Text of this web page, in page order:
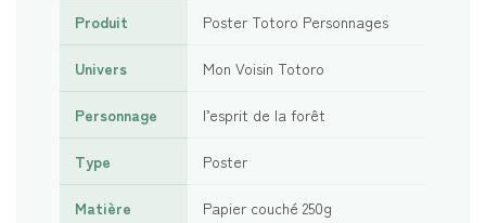
Produit Poster Totoro Personnages
Univers Mon Voisin Totoro
Personnage l’esprit de la forêt
Type Poster
Matière Papier couché 250g